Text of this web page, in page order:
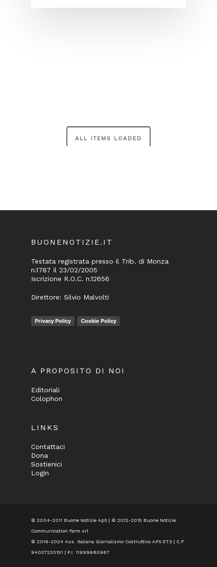
BUONENOTIZIE.IT
Testata registrata presso il Trib. di Monza
n.1787 il 23/02/2005
Iscrizione R.O.C. n.12656
Direttore: Silvio Malvolti
Privacy Policy Cookie Policy
A PROPOSITO DI NOI
Editoriali
Colophon
LINKS
Contattaci
Dona
Sostienici
Login
© 2004-2011 Buone Notizie ApS | © 2012-2015 Buone Notizie
Communication Farm srl
© 2016-2024 Ass. Italiana Giornalismo Costruttivo APS ETS | C.F.
94037230151 | P.I. 11999680967